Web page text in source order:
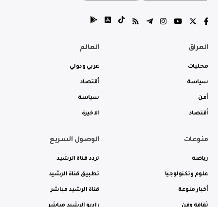
العراق
محليات
سياسة
أمن
أقتصاد
العالم
عربي ودولي
أقتصاد
سياسة
الاخيرة
منوعات
رياضة
علوم وتكنولوجيا
أخبار منوعة
الوصول السريع
تردد قناة الرشيد
تطبيق قناة الرشيد
قناة الرشيد مباشر